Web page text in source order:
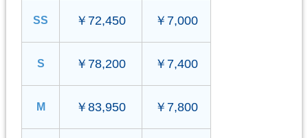
SS ￥72,450 ￥7,000
S ￥78,200 ￥7,400
M ￥83,950 ￥7,800